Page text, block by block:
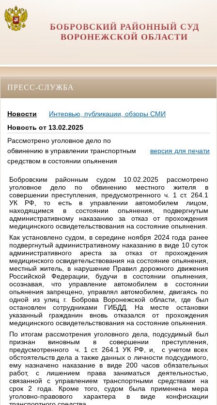
БОБРОВСКИЙ РАЙОННЫЙ СУД
ВОРОНЕЖСКОЙ ОБЛАСТИ
ПРЕСС-СЛУЖБА
Новости
Интервью, публикации, обзоры СМИ
Новость от 13.02.2025
Рассмотрено уголовное дело по
обвинению в управлении транспортным
средством в состоянии опьянения
версия для печати
Бобровским районным судом 10.02.2025 рассмотрено
уголовное дело по обвинению местного жителя в
совершении преступления, предусмотренного ч. 1 ст. 264.1
УК РФ, то есть в управлении автомобилем лицом,
находящимся в состоянии опьянения, подвергнутым
административному наказанию за отказ от прохождения
медицинского освидетельствования на состояние опьянения.
Как установлено судом, в середине ноября 2024 года ранее
подвергнутый административному наказанию в виде 10 суток
административного ареста за отказ от прохождения
медицинского освидетельствования на состояние опьянения,
местный житель, в нарушение Правил дорожного движения
Российской Федерации, будучи в состоянии опьянения,
осознавая, что управление автомобилем в состоянии
опьянения запрещено, управлял автомобилем, двигаясь по
одной из улиц г. Боброва Воронежской области, где был
остановлен сотрудниками ГИБДД. На месте остановки
указанный гражданин вновь отказался от прохождения
медицинского освидетельствования на состояние опьянения.
По итогам рассмотрения уголовного дела, подсудимый был
признан виновным в совершении преступления,
предусмотренного ч. 1 ст. 264.1 УК РФ, и, с учетом всех
обстоятельств дела а также данных о личности подсудимого,
ему назначено наказание в виде 200 часов обязательных
работ, с лишением права заниматься деятельностью,
связанной с управлением транспортными средствами на
срок 2 года. Кроме того, судом была применена мера
уголовно-правового характера в виде конфискации